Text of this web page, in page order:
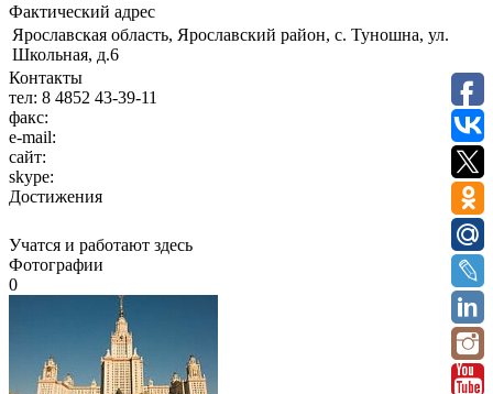
Фактический адрес
Ярославская область, Ярославский район, с. Туношна, ул.
Школьная, д.6
Контакты
тел: 8 4852 43-39-11
факс:
e-mail:
сайт:
skype:
Достижения
Учатся и работают здесь
Фотографии
0